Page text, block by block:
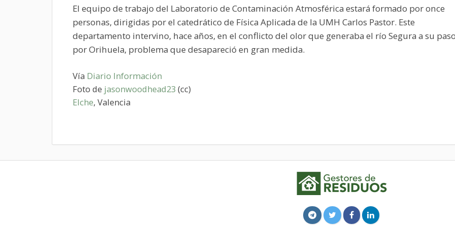
El equipo de trabajo del Laboratorio de Contaminación Atmosférica estará formado por once
personas, dirigidas por el catedrático de Física Aplicada de la UMH Carlos Pastor. Este
departamento intervino, hace años, en el conflicto del olor que generaba el río Segura a su
por Orihuela, problema que desapareció en gran medida.
Vía Diario Información
Foto de jasonwoodhead23 (cc)
Elche, Valencia